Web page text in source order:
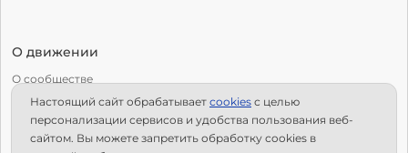
О движении
О сообществе
С чего начать?
Структура Х10
Настоящий сайт обрабатывает сookies с целью
персонализации сервисов и удобства пользования веб-
сайтом. Вы можете запретить обработку сookies в